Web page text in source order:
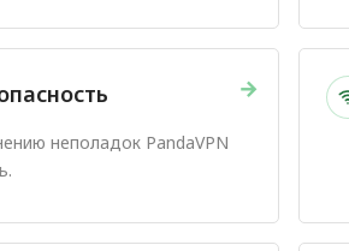
→
неполадок PandaVPN